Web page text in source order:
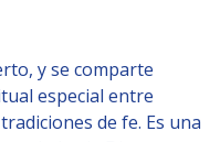
y se comparte
especial entre
de fe. Es una